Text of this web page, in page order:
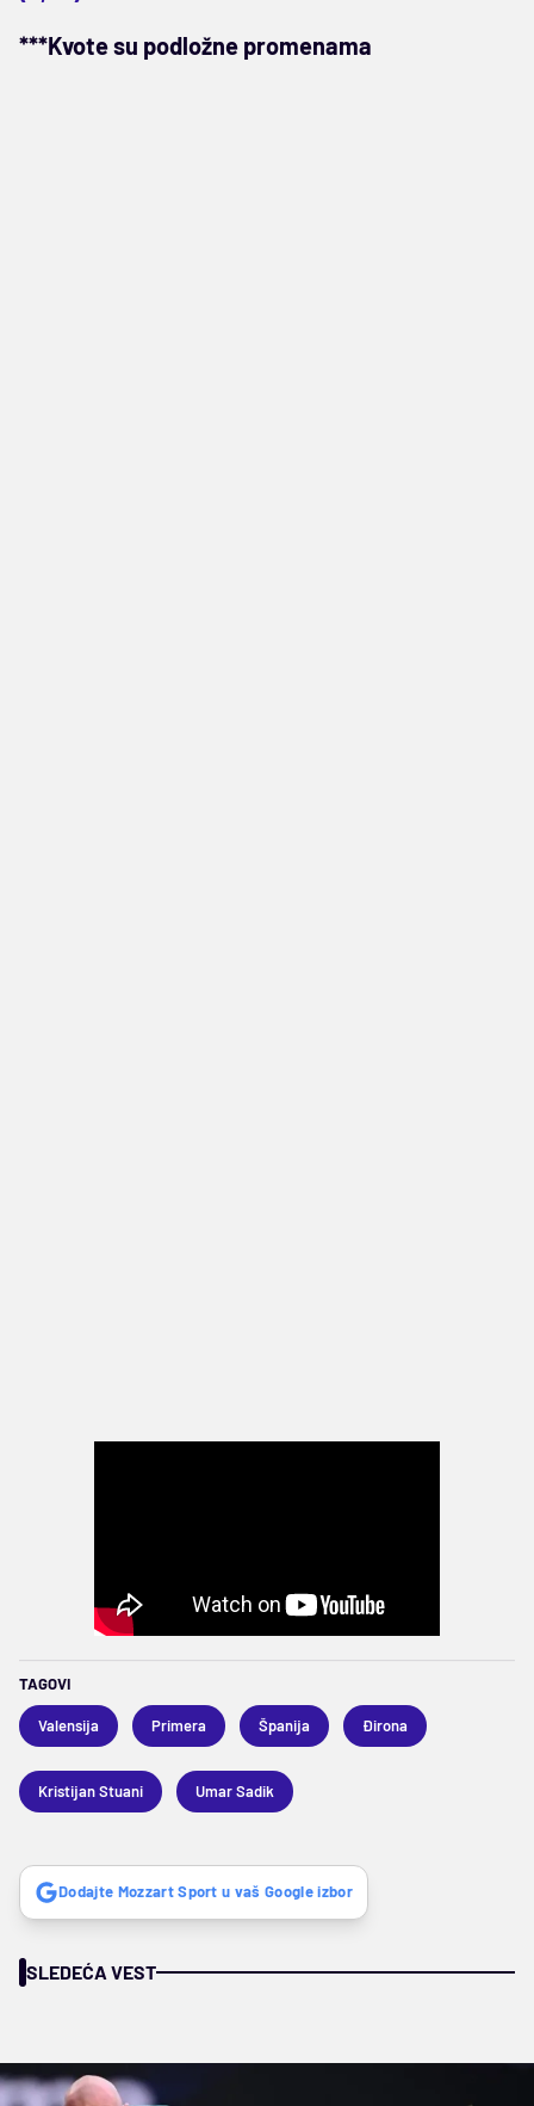
***Kvote su podložne promenama
TAGOVI
Valensija Primera Španija Đirona
Kristijan Stuani Umar Sadik
Dodajte Mozzart Sport u vaš Google izbor
SLEDEĆA VEST